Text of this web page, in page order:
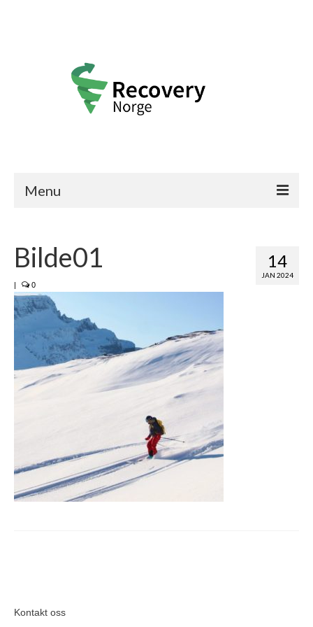
Menu
Frisk-historier
Bli medlem
Kontakt oss
Om oss
RN-seminaret
14
JAN 2024
Bilde01
0
Kontakt oss